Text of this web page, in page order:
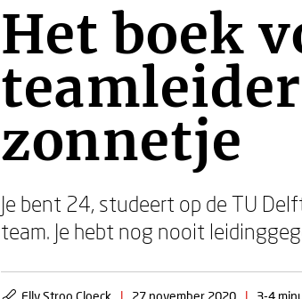
Het boek
zonnetje
Je bent 24, studeert op de TU
team. Je hebt nog nooit
Elly Stroo Cloeck | 27 november 2020 | 3-4